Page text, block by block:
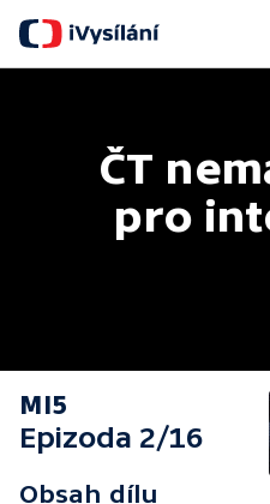
ČT
pro
MI5
Epizoda 2/16
Obsah dílu